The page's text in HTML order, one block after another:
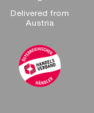
Delivered from
Austria